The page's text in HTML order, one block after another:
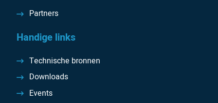
Partners
Handige links
Technische bronnen
Downloads
Events